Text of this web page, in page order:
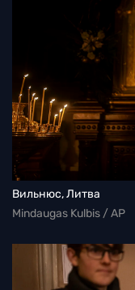
Вильнюс, Литва
Mindaugas Kulbis / AP